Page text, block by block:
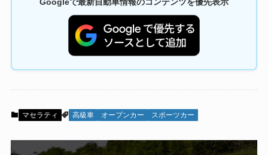
マセラティ 高級車 オープンカー スポーツカー